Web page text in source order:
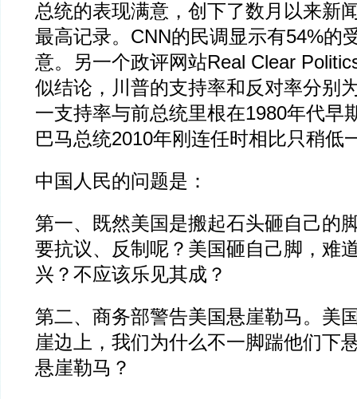
总统的表现满意，创下了数月以来新
最高记录。CNN的民调显示有54%的
意。另一个政评网站Real Clear
似结论，川普的支持率和反对率分别
一支持率与前总统里根在1980年代早
巴马总统2010年刚连任时相比只稍低
中国人民的问题是：
第一、既然美国是搬起石头砸自己的
要抗议、反制呢？美国砸自己脚，难
兴？不应该乐见其成？
第二、商务部警告美国悬崖勒马。美
崖边上，我们为什么不一脚踹他们下
悬崖勒马？